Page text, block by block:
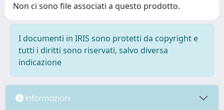
Non ci sono file associati a questo prodotto.
I documenti in IRIS sono protetti da copyright e
tutti i diritti sono riservati, salvo diversa
indicazione
Informazioni